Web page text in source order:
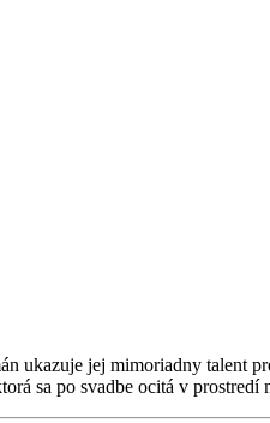
ukazuje jej mimoriadny talent
sa po svadbe ocitá v